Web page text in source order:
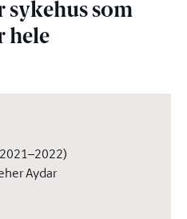
sykehus som
hele
Aydar